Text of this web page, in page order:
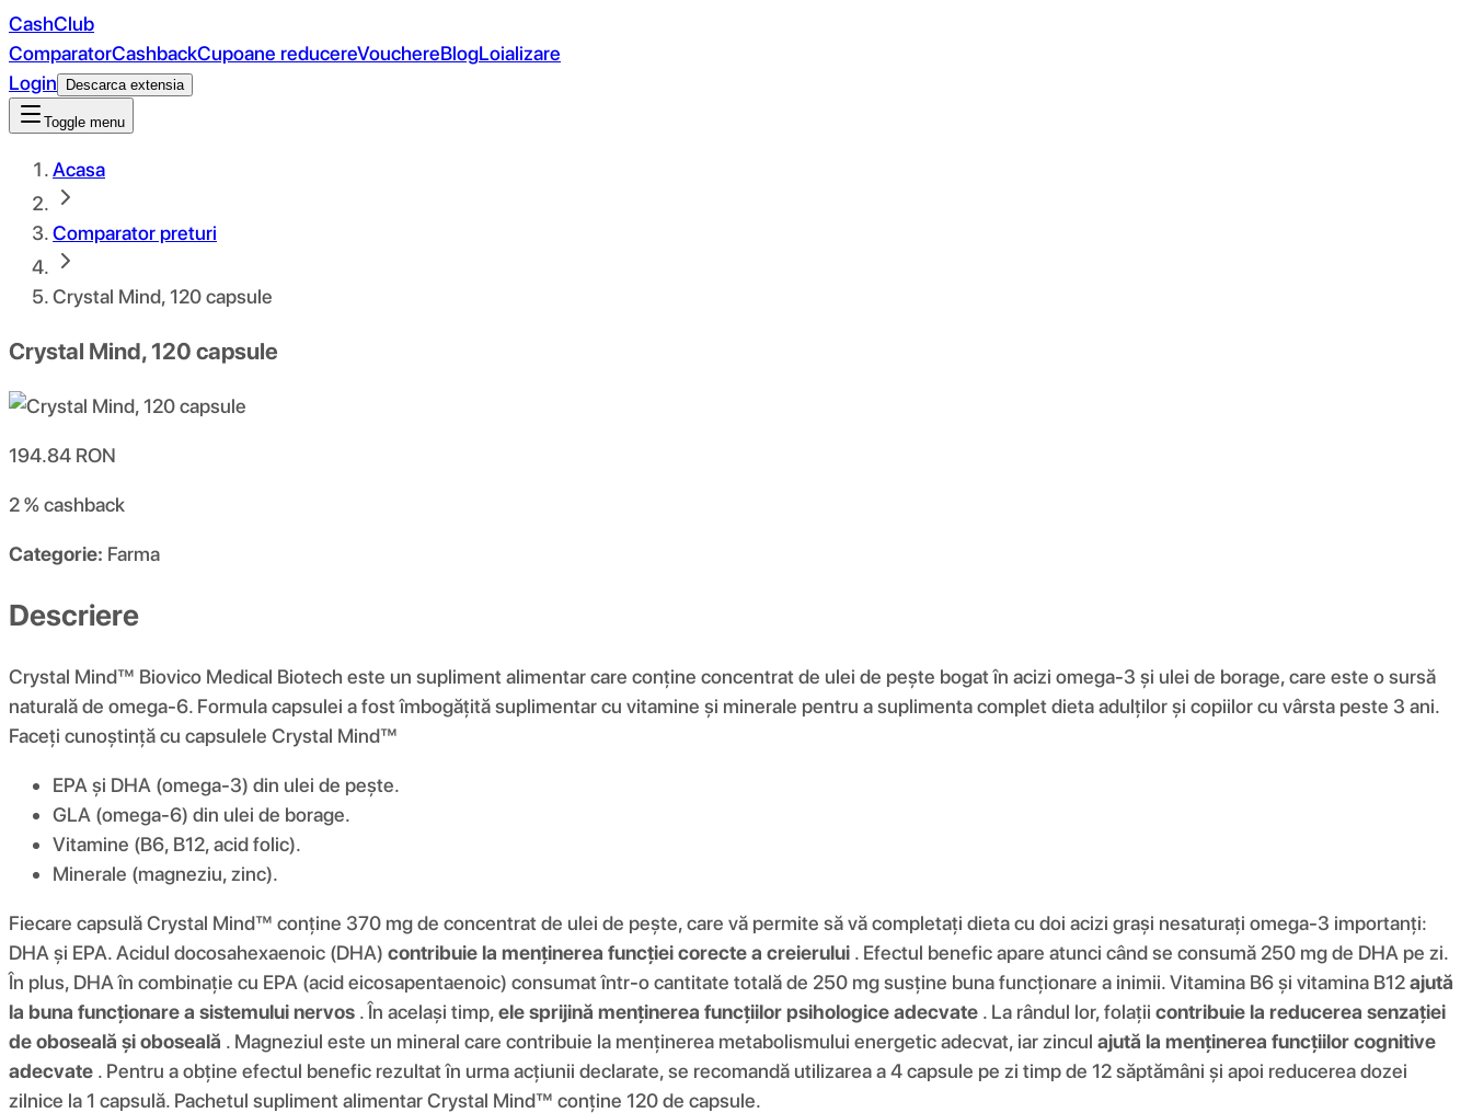
CashClub
ComparatorCashbackCupoane reducereVouchereBlogLoializare
Login
Descarca extensia
Toggle menu
Acasa
Comparator preturi
Crystal Mind, 120 capsule
Crystal Mind, 120 capsule
194.84 RON
2 %cashback
Categorie: Farma
Descriere
Crystal Mind™ Biovico Medical Biotech este un supliment alimentar care conține concentrat de ulei de pește bogat în acizi omega-3 și ulei de borage, care este o sursă
naturală de omega-6. Formula capsulei a fost îmbogățită suplimentar cu vitamine și minerale pentru a suplimenta complet dieta adulților și copiilor cu vârsta peste 3 ani.
Faceți cunoștință cu capsulele Crystal Mind™
EPA și DHA (omega-3) din ulei de pește.
GLA (omega-6) din ulei de borage.
Vitamine (B6, B12, acid folic).
Minerale (magneziu, zinc).
Fiecare capsulă Crystal Mind™ conține 370 mg de concentrat de ulei de pește, care vă permite să vă completați dieta cu doi acizi grași nesaturați omega-3 importanți:
DHA și EPA. Acidul docosahexaenoic (DHA) contribuie la menținerea funcției corecte a creierului . Efectul benefic apare atunci când se consumă 250 mg de DHA pe zi.
În plus, DHA în combinație cu EPA (acid eicosapentaenoic) consumat într-o cantitate totală de 250 mg susține buna funcționare a inimii. Vitamina B6 și vitamina B12ajută
la buna funcționare a sistemului nervos . În același timp,ele sprijină menținerea funcțiilor psihologice adecvate . La rândul lor, folații contribuie la reducerea senzației
de oboseală și oboseală . Magneziul este un mineral care contribuie la menținerea metabolismului energetic adecvat, iar zincul ajută la menținerea funcțiilor cognitive
adecvate . Pentru a obține efectul benefic rezultat în urma acțiunii declarate, se recomandă utilizarea a 4 capsule pe zi timp de 12 săptămâni și apoi reducerea dozei
zilnice la 1 capsulă. Pachetul supliment alimentar Crystal Mind™ conține 120 de capsule.